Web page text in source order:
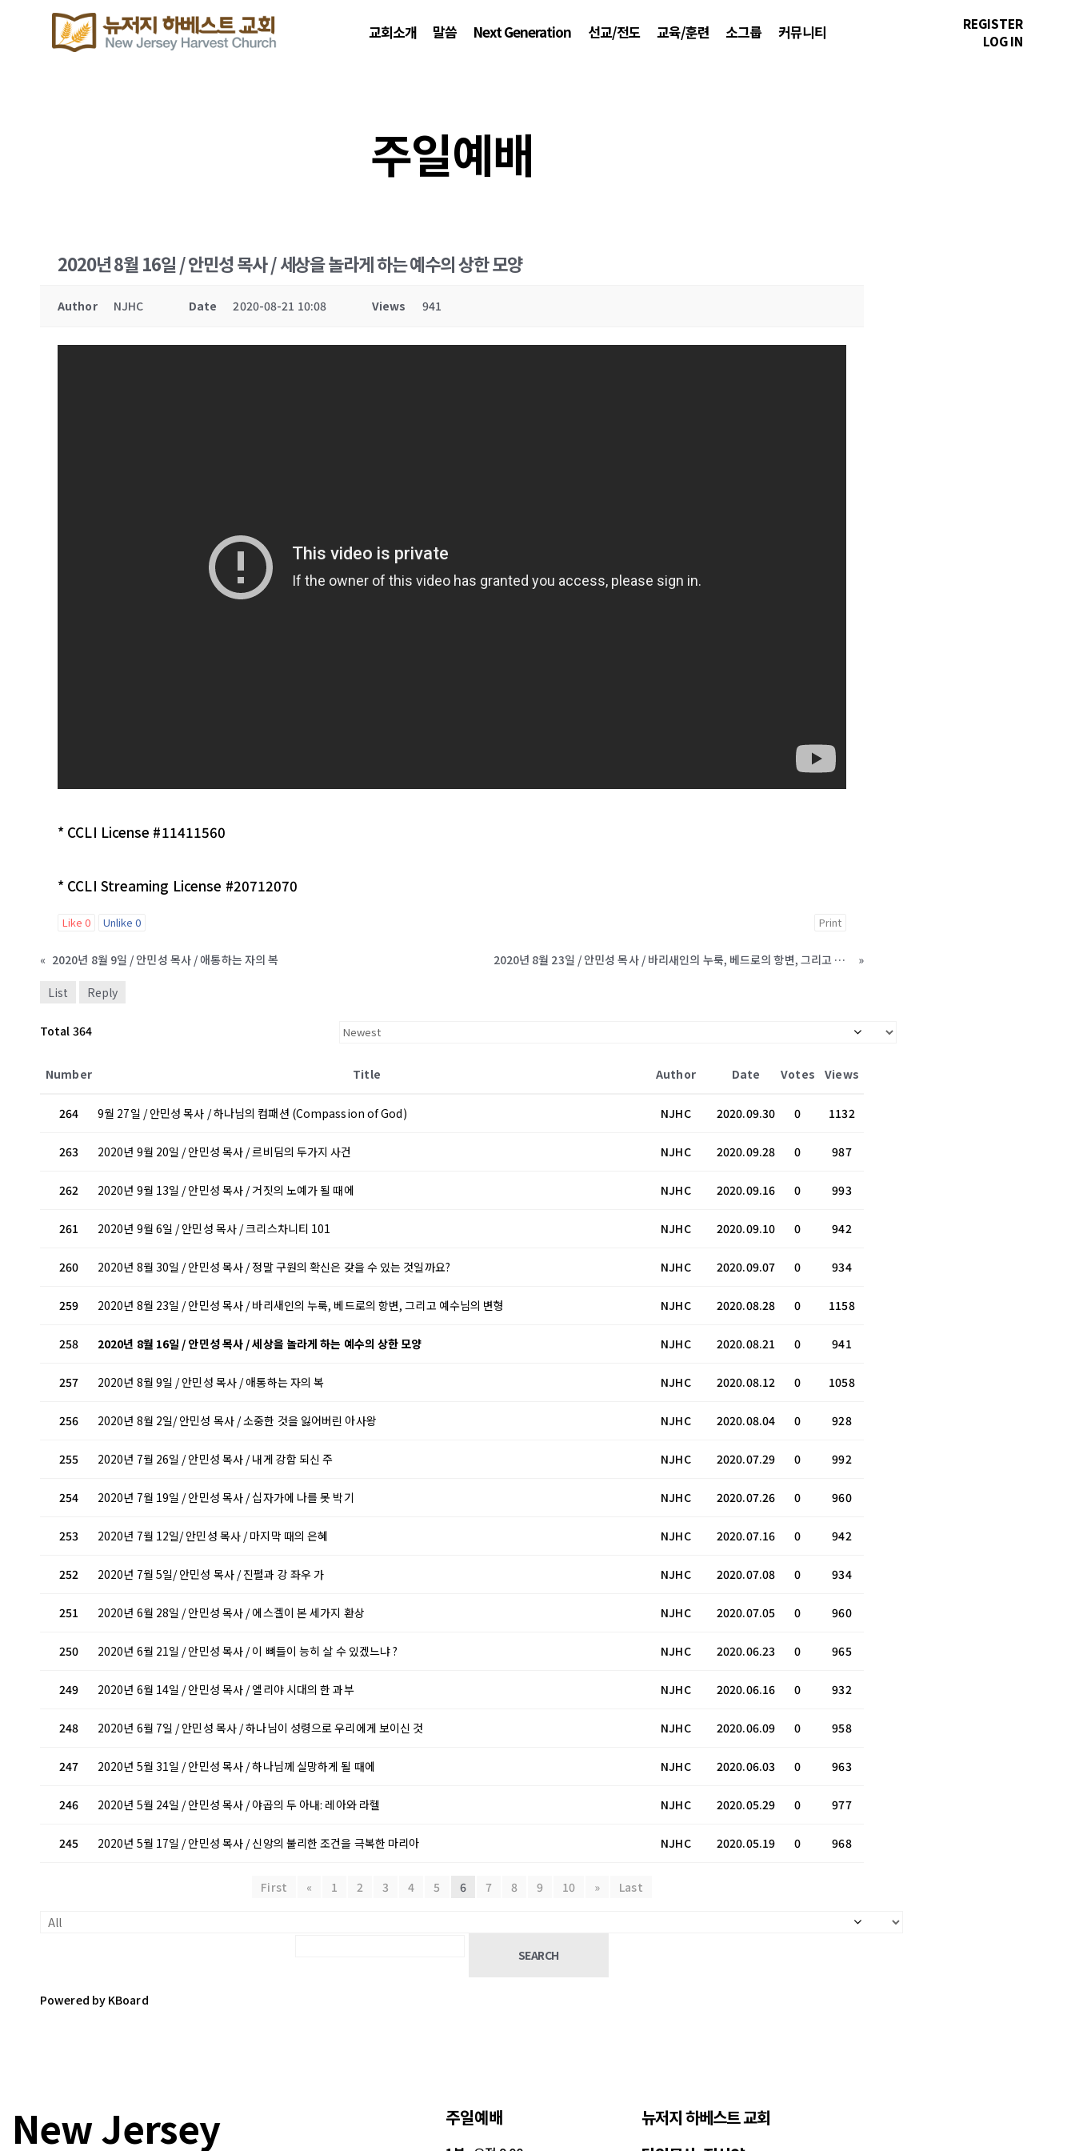
교회소개 말씀 Next Generation 선교/전도 교육/훈련 소그룹 커뮤니티
REGISTER
LOG IN
주일예배
2020년 8월 16일 / 안민성 목사 / 세상을 놀라게 하는 예수의 상한 모양
Author NJHC Date 2020-08-21 10:08 Views 941
* CCLI License #11411560
* CCLI Streaming License #20712070
Like 0 Unlike0 Print
« 2020년 8월 9일 / 안민성 목사 / 애통하는 자의 복 2020년 8월 23일 / 안민성 목사 / 바리새인의 누룩, 베드로의 항변, 그리고 예수님의 변형 »
List Reply
Total 364
Number Title Author Date Votes Views
264 9월 27일 / 안민성 목사 / 하나님의 컴패션 (Compassion of God) NJHC 2020.09.30 0 1132
263 2020년 9월 20일 / 안민성 목사 / 르비딤의 두가지 사건 NJHC 2020.09.28 0 987
262 2020년 9월 13일 / 안민성 목사 / 거짓의 노예가 될 때에 NJHC 2020.09.16 0 993
261 2020년 9월 6일 / 안민성 목사 / 크리스차니티 101 NJHC 2020.09.10 0 942
260 2020년 8월 30일 / 안민성 목사 / 정말 구원의 확신은 갖을 수 있는 것일까요? NJHC 2020.09.07 0 934
259 2020년 8월 23일 / 안민성 목사 / 바리새인의 누룩, 베드로의 항변, 그리고 예수님의 변형 NJHC 2020.08.28 0 1158
258 2020년 8월 16일 / 안민성 목사 / 세상을 놀라게 하는 예수의 상한 모양 NJHC 2020.08.21 0 941
257 2020년 8월 9일 / 안민성 목사 / 애통하는 자의 복 NJHC 2020.08.12 0 1058
256 2020년 8월 2일/ 안민성 목사 / 소중한 것을 잃어버린 아사왕 NJHC 2020.08.04 0 928
255 2020년 7월 26일 / 안민성 목사 / 내게 강함 되신 주 NJHC 2020.07.29 0 992
254 2020년 7월 19일 / 안민성 목사 / 십자가에 나를 못 박기 NJHC 2020.07.26 0 960
253 2020년 7월 12일/ 안민성 목사 / 마지막 때의 은혜 NJHC 2020.07.16 0 942
252 2020년 7월 5일/ 안민성 목사 / 진펄과 강 좌우 가 NJHC 2020.07.08 0 934
251 2020년 6월 28일 / 안민성 목사 / 에스겔이 본 세가지 환상 NJHC 2020.07.05 0 960
250 2020년 6월 21일 / 안민성 목사 / 이 뼈들이 능히 살 수 있겠느냐 ? NJHC 2020.06.23 0 965
249 2020년 6월 14일 / 안민성 목사 / 엘리야 시대의 한 과부 NJHC 2020.06.16 0 932
248 2020년 6월 7일 / 안민성 목사 / 하나님이 성령으로 우리에게 보이신 것 NJHC 2020.06.09 0 958
247 2020년 5월 31일 / 안민성 목사 / 하나님께 실망하게 될 때에 NJHC 2020.06.03 0 963
246 2020년 5월 24일 / 안민성 목사 / 야곱의 두 아내: 레아와 라헬 NJHC 2020.05.29 0 977
245 2020년 5월 17일 / 안민성 목사 / 신앙의 불리한 조건을 극복한 마리아 NJHC 2020.05.19 0 968
First « 1 2 3 4 5 6 7 8 9 10 » Last
SEARCH
Powered by KBoard
New Jersey 주일예배
뉴저지 하베스트 교회